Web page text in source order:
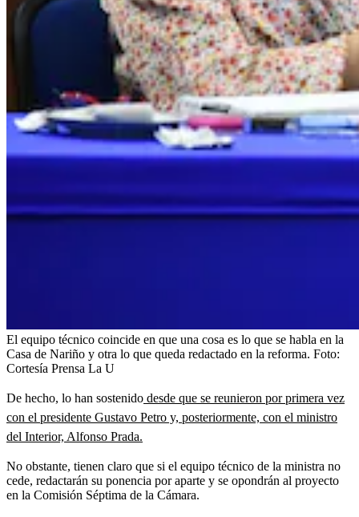
El equipo técnico coincide en que una cosa es lo que se habla en la
Casa de Nariño y otra lo que queda redactado en la reforma. Foto:
Cortesía Prensa La U
De hecho, lo han sostenido desde que se reunieron por primera vez
con el presidente Gustavo Petro y, posteriormente, con el ministro
del Interior, Alfonso Prada.
No obstante, tienen claro que si el equipo técnico de la ministra no
cede, redactarán su ponencia por aparte y se opondrán al proyecto
en la Comisión Séptima de la Cámara.